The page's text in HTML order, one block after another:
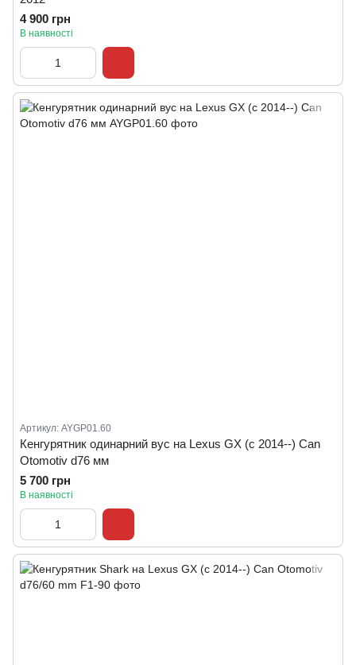
4 900 грн
В наявності
Артикул: AYGP01.60
Кенгурятник одинарний вус на Lexus GX (c 2014--) Can
Otomotiv d76 мм
5 700 грн
В наявності